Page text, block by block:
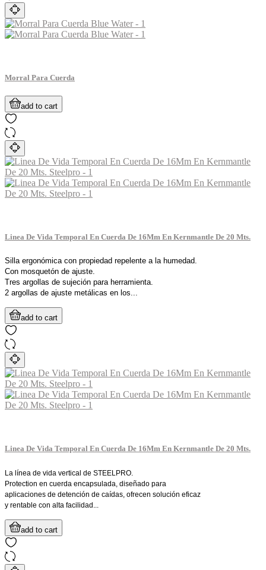
Morral Para Cuerda
add to cart
Linea De Vida Temporal En Cuerda De 16Mm En Kernmantle De 20 Mts.
Silla ergonómica con propiedad repelente a la humedad.
Con mosquetón de ajuste.
Tres argollas de sujeción para herramienta.
2 argollas de ajuste metálicas en los...
add to cart
Linea De Vida Temporal En Cuerda De 16Mm En Kernmantle De 20 Mts.
La línea de vida vertical de STEELPRO.
Protection en cuerda encapsulada, diseñado para
aplicaciones de detención de caídas, ofrecen solución eficaz
y rentable con alta facilidad...
add to cart